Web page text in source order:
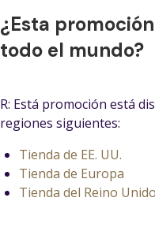
¿Esta
todo el mundo?
R: Está promoción está
regiones siguientes:
Tienda de EE. UU.
Tienda de Europa
Tienda del Reino Unido